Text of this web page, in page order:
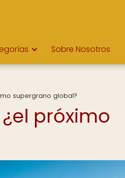
Sobre Nosotros
supergrano global?
próximo